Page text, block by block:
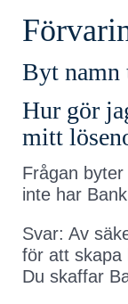
LOGGA IN
Byt namn
Hur gör
mitt
Frågan
inte har
Svar: Av
för att skapa
Du skaffar